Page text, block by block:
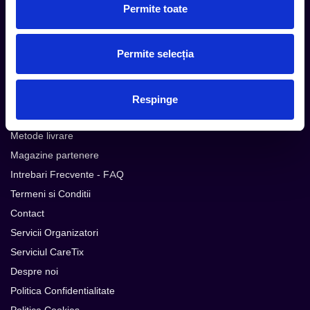
Permite toate
Permite selecția
Respinge
Urmareste noutatile pe
Metode plata
Metode livrare
Magazine partenere
Intrebari Frecvente - FAQ
Termeni si Conditii
Contact
Servicii Organizatori
Serviciul CareTix
Despre noi
Politica Confidentialitate